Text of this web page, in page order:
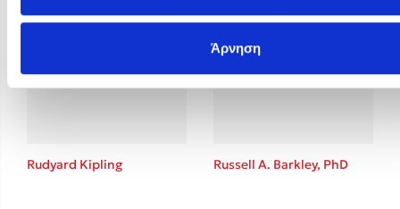
Άρνηση
Rudyard Kipling Russell A. Barkley, PhD